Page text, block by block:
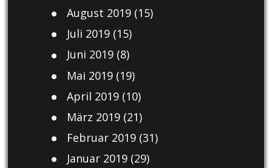
August 2019(15)
Juli 2019(15)
Juni 2019(8)
Mai 2019(19)
April 2019(10)
März 2019(21)
Februar 2019(31)
Januar 2019(29)